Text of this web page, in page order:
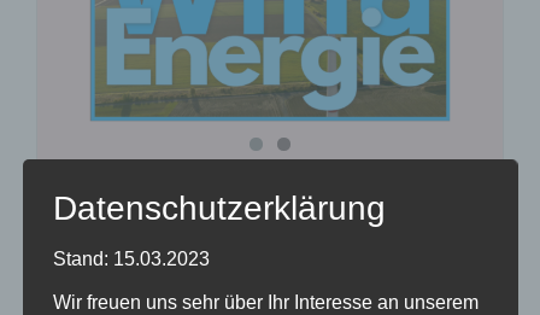
Windenergie
Datenschutzerklärung
Stand: 15.03.2023
Wir freuen uns sehr über Ihr Interesse an unserem